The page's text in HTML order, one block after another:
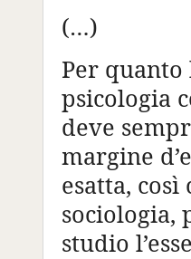
(…)
Per
psicologia
deve
margine
esatta, così
sociologia,
studio